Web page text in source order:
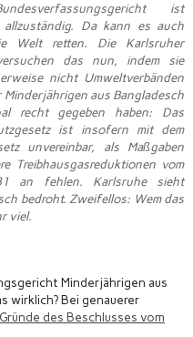
ist
allzuständig. Da kann es auch
Welt retten. Die Karlsruher
das nun, indem sie
nicht Umweltverbänden
Minderjährigen aus Bangladesch
recht gegeben haben: Das
ist insofern mit dem
unvereinbar, als Maßgaben
Treibhausgasreduktionen vom
an fehlen. Karlsruhe sieht
bedroht. Zweifellos: Wem das
viel.
Minderjährigen aus
wirklich? Bei genauerer
Gründe des Beschlusses vom